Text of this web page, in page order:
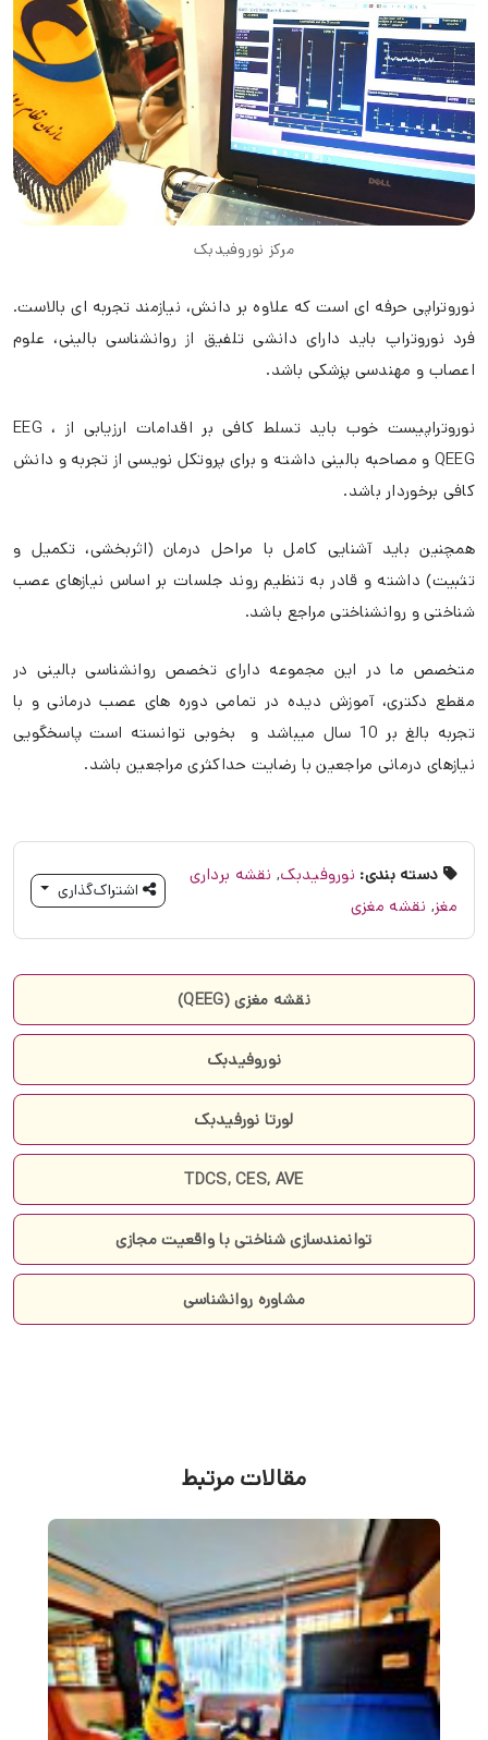
مرکز نوروفیدبک
نوروتراپی حرفه ای است که علاوه بر دانش، نیازمند تجربه ای بالاست.
فرد نوروتراپ باید دارای دانشی تلفیق از روانشناسی بالینی، علوم
اعصاب و مهندسی پزشکی باشد.
نوروتراپیست خوب باید تسلط کافی بر اقدامات ارزیابی از EEG ،
QEEG و مصاحبه بالینی داشته و برای پروتکل نویسی از تجربه و دانش
کافی برخوردار باشد.
همچنین باید آشنایی کامل با مراحل درمان (اثربخشی، تکمیل و
تثبیت) داشته و قادر به تنظیم روند جلسات بر اساس نیازهای عصب
شناختی و روانشناختی مراجع باشد.
متخصص ما در این مجموعه دارای تخصص روانشناسی بالینی در
مقطع دکتری، آموزش دیده در تمامی دوره های عصب درمانی و با
تجربه بالغ بر 10 سال میباشد و بخوبی توانسته است پاسخگویی
نیازهای درمانی مراجعین با رضایت حداکثری مراجعین باشد.
دسته بندی: نوروفیدبک, نقشه برداری
مغز, نقشه مغزی
اشتراک‌گذاری
نقشه مغزی (QEEG)
نوروفیدبک
لورتا نورفیدبک
TDCS, CES, AVE
توانمندسازی شناختی با واقعیت مجازی
مشاوره روانشناسی
مقالات مرتبط